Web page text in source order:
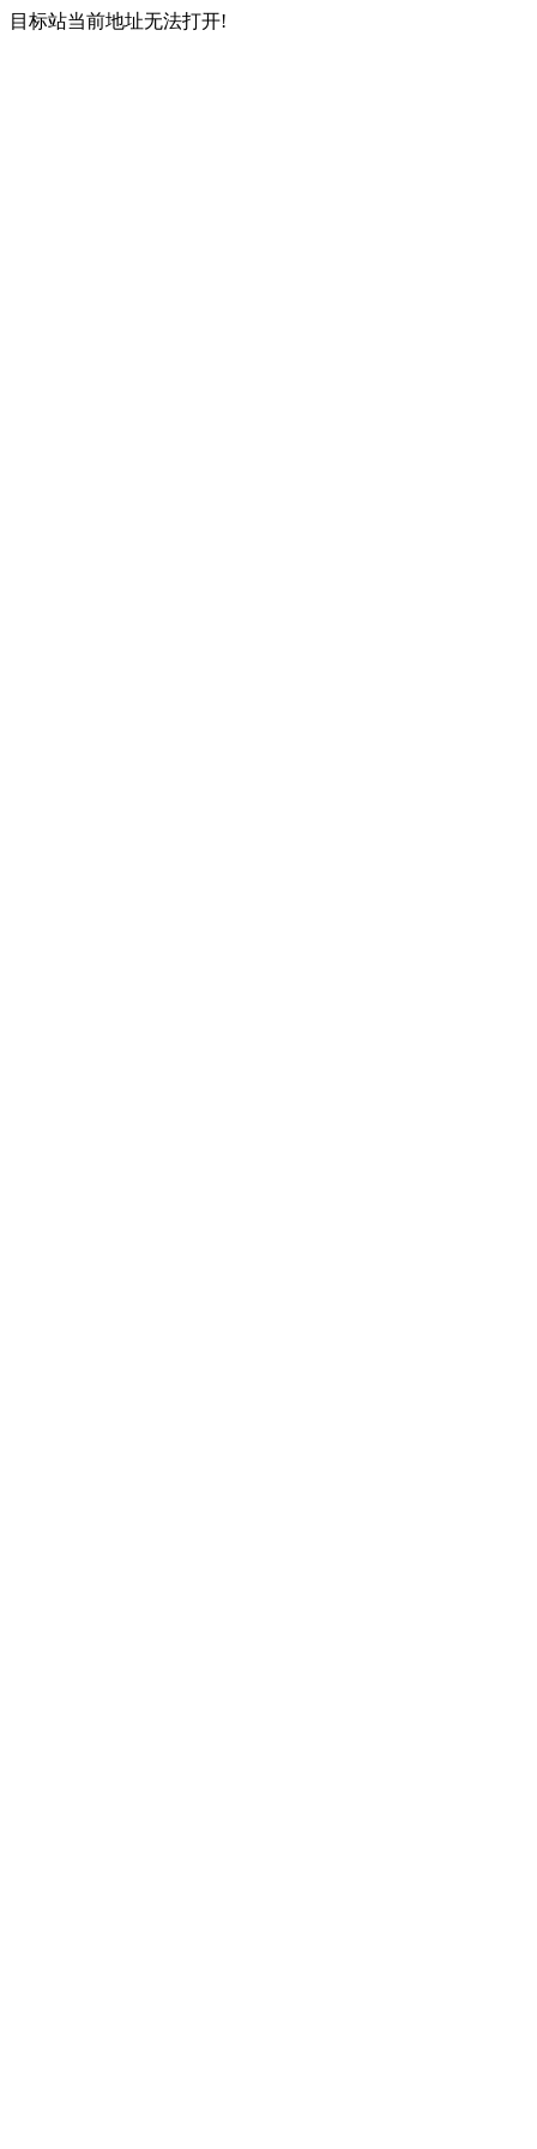
目标站当前地址无法打开!